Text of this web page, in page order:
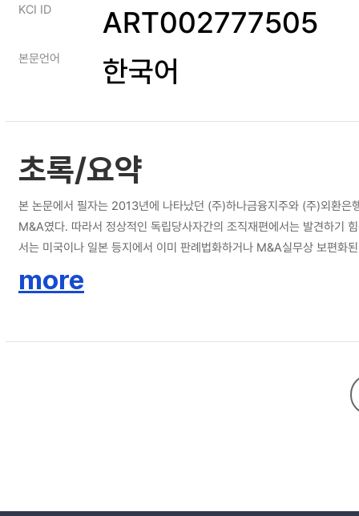
KCI ID ART002777505
본문언어 한국어
초록/요약
본 논문에서 필자는 2013년에 나타났던 (주)하나금융지주와 (주)외환은
M&A였다. 따라서 정상적인 독립당사자간의 조직재편에서는 발견하기
서는 미국이나 일본 등지에서 이미 판례법화하거나 M&A실무상 보편화
는 바가 큼을 지적하고 있다. 주식교환반대주주의 주식매수청구부분에
more